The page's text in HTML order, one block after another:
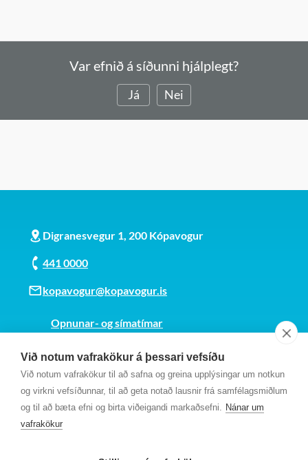
Við notum vafrakökur á þessari vefsíðu
Við notum vafrakökur til að safna og greina upplýsingar um notkun
og virkni vefsíðunnar, til að geta notað lausnir frá samfélagsmiðlum
og til að bæta efni og birta viðeigandi markaðsefni. Nánar um
vafrakökur
Var efnið á síðunni hjálplegt?
Já Nei
Digranesvegur 1, 200 Kópavogur
441 0000
kopavogur@kopavogur.is
Opnunar- og símatímar
Kt. 700169-3759
Fundarmannagátt